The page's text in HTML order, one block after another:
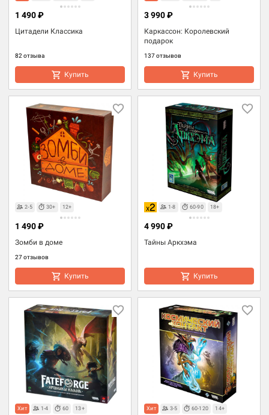
Цитадели Классика
82 отзыва
1 490 ₽
Купить
Каркассон: Королевский
подарок
137 отзывов
3 990 ₽
Купить
2-5 30+ 12+
Зомби в доме
27 отзывов
1 490 ₽
Купить
1-8 60-90 18+
Тайны Аркхэма
4 990 ₽
Купить
Хит 1-4 60 13+ Хит 3-5 60-120 14+